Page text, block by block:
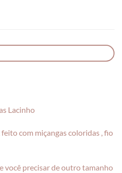
Lacinho
com miçangas coloridas , fio
você precisar de outro tamanho